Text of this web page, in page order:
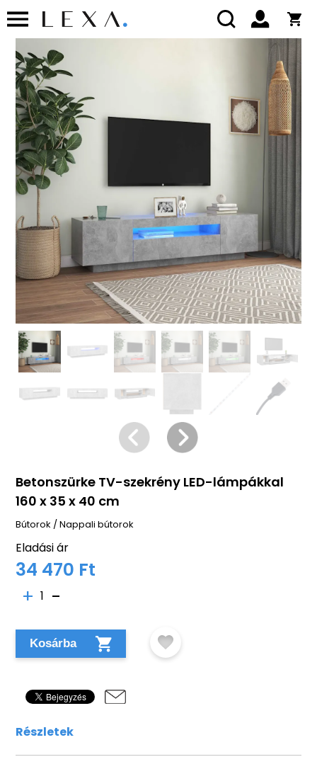
Betonszürke TV-szekrény LED-lámpákkal
160 x 35 x 40 cm
Bútorok /Nappali bútorok
Eladási ár
34 470 Ft
1
Kosárba
Részletek